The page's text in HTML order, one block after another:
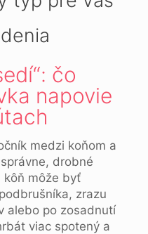
čo
napovie
medzi koňom a
drobné
kôň môže byť
zrazu
alebo po zosadnutí
viac spotený a